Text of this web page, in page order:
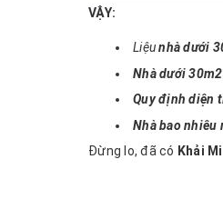
VẬY:
Liệunhà dưới
Nhà dưới
Quy định diện
Nhà bao nhiêu
Đừng lo, đã có Khải